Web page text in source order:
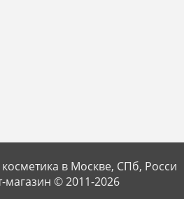
в Москве, СПб, Росси
магазин © 2011-2026